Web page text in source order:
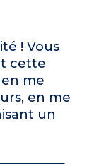
! Vous
cette
me
en me
un